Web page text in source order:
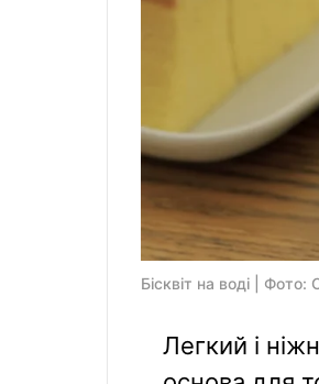
Бісквіт на воді |
Легкий і